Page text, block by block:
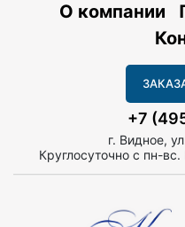
О компании
+7
г. Видное,
Круглосуточно с пн-